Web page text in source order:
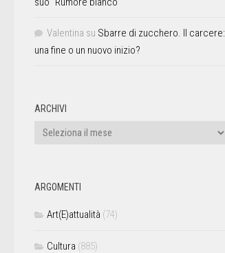
Valentina su Sbarre di zucchero. Il carcere:
una fine o un nuovo inizio?
ARCHIVI
ARGOMENTI
Art(E)attualità (74)
Cultura (885)